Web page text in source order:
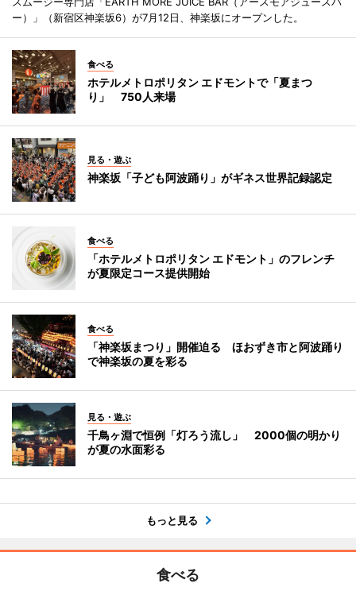
ー）」（新宿区神楽坂6）が7月12日、神楽坂にオープンした。
食べる
ホテルメトロポリタン エドモントで「夏まつ
り」 750人来場
見る・遊ぶ
神楽坂「子ども阿波踊り」がギネス世界記録認定
食べる
「ホテルメトロポリタン エドモント」のフレンチ
が夏限定コース提供開始
食べる
「神楽坂まつり」開催迫る ほおずき市と阿波踊り
で神楽坂の夏を彩る
見る・遊ぶ
千鳥ヶ淵で恒例「灯ろう流し」 2000個の明かり
が夏の水面彩る
もっと見る
食べる